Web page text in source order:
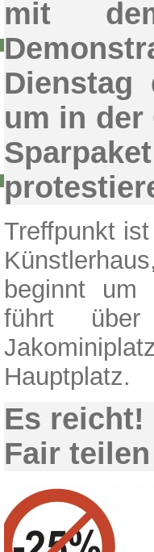
mit
Dienstag
um in der
Treffpunkt
beginnt um
führt über
Hauptplatz.
Es reicht!
Fair